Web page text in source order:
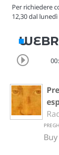
Per richiedere
12,30 dal